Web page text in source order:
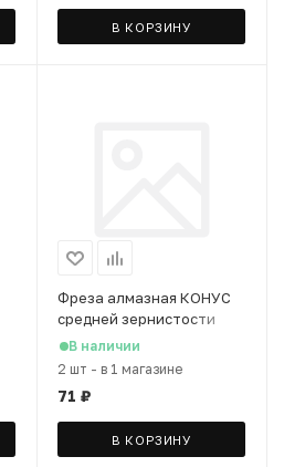
В КОРЗИНУ
Фреза алмазная КОНУС
средней зернистости
(синяя полоса)
В наличии
2 шт - в 1 магазине
71 ₽
В КОРЗИНУ